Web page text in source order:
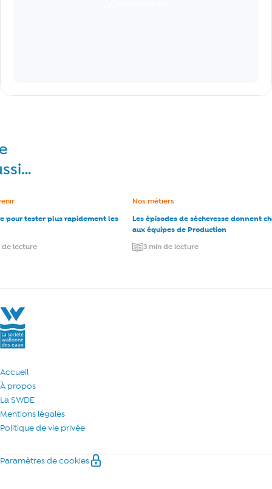
pour tester plus rapidement les
:
de lecture
Les épisodes de sécheresse donnent
aux équipes de Production
Catégorie :
Nos métiers
3 min de lecture
La Société Wallonne des Eaux
Accueil
À propos
La SWDE
Mentions légales
Politique de vie privée
Paramètres de cookies